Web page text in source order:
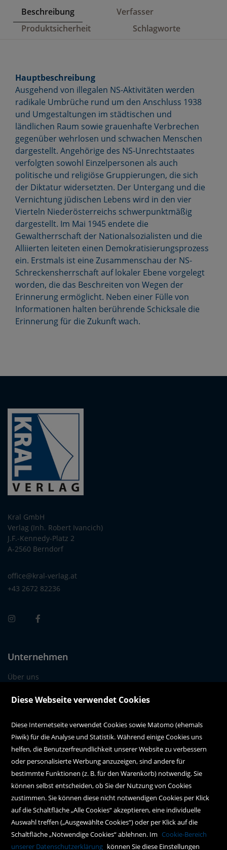
Beschreibung
Verfasser
Produktsicherheit
Schlagworte
Hauptbeschreibung
Ausgehend von illegalen NS-Aktivitäten werden
radikale Umbrüche rund um den Anschluss 1938
und Umgestaltungen im städtischen und
ländlichen Raum sowie grauenhafte Verbrechen
gegenüber wehrlosen und schwachen Menschen
dargestellt. Angehörige des NS-Unrechtstaates
verfolgten sowohl Einzelpersonen als auch
politische und religiöse Gruppierungen, die sich
der Diktatur widersetzten. Der Untergang und die
Vernichtung jüdischen Lebens wird in den vier
Vierteln Niederösterreichs schwerpunktmäßig
dargestellt. Im Mai 1945 endete die
Gewaltherrschaft der Nationalsozialisten und die
Alliierten leiteten einen Demokratisierungsprozess
ein. Erstmals ist eine Zusammenschau der NS-
Schreckensherrschaft auf lokaler Ebene vorgelegt
worden, die das Beschreiten von Wegen der
Erinnerung ermöglicht. Neben einer Fülle von
Informationen halten berührende Schicksale die
Erinnerung für die Zukunft wach.
Kral GmbH
Verlag (Inh. Robert Ivancich)
J.F.-Kennedy-Platz 2
A-2560 Berndorf
office@kral-verlag.at
+43 2672 82236
Unternehmen
Über uns
Alle Filialen auf einen Blick
Kundenservice
Kontakt
Instagram
Facebook
Newsletteranmeldung
Policy
Diese Webseite verwendet Cookies
Diese Internetseite verwendet Cookies sowie Matomo (ehemals
Piwik) für die Analyse und Statistik. Während einige Cookies uns
helfen, die Benutzerfreundlichkeit unserer Website zu verbessern
oder personalisierte Werbung anzuzeigen, sind andere für
bestimmte Funktionen (z. B. für den Warenkorb) notwendig. Sie
können selbst entscheiden, ob Sie der Nutzung von Cookies
zustimmen. Sie können diese nicht notwendigen Cookies per Klick
auf die Schaltfläche „Alle Cookies“ akzeptieren, eine individuelle
Auswahl treffen („Ausgewählte Cookies“) oder per Klick auf die
Schaltfläche „Notwendige Cookies“ ablehnen. Im Cookie-Bereich
unserer Datenschutzerklärung können Sie diese Einstellungen